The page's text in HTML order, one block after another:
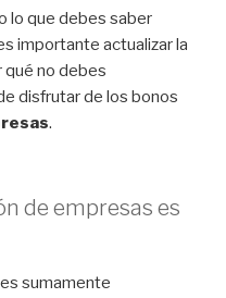
lo que debes saber
importante actualizar la
no debes
disfrutar de los bonos
.
de empresas es
sumamente